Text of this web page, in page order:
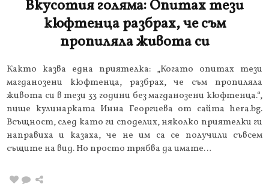
Вкусотия голяма: Опитах тези
кюфтенца разбрах, че съм
пропиляла живота си
Както казва една приятелка: „Когато опитах тези
магданозени кюфтенца, разбрах, че съм пропиляла
живота си в тези 33 години без магданозени кюфтенца.“,
пише кулинарката Инна Георгиева от сайта hera.bg.
Всъщност, след като ги споделих, няколко приятелки ги
направиха и казаха, че не им са се получили съвсем
същите на вид. Но просто трябва да имате…